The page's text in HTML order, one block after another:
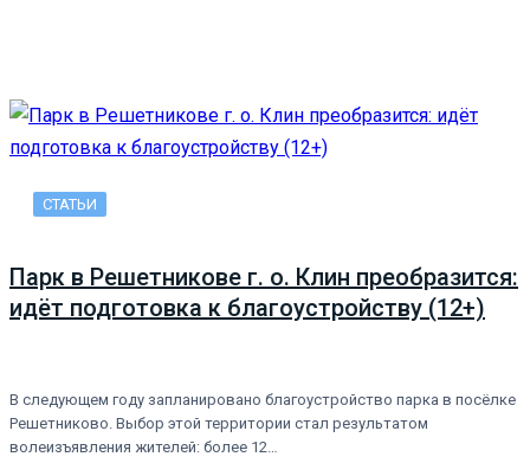
СТАТЬИ
Парк в Решетникове г. о. Клин преобразится:
идёт подготовка к благоустройству (12+)
В следующем году запланировано благоустройство парка в посёлке
Решетниково. Выбор этой территории стал результатом
волеизъявления жителей: более 12…